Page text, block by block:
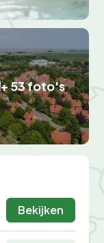
+ 53 foto's
Bekijken